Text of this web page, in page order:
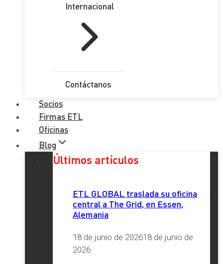
Internacional
Contáctanos
Socios
Firmas ETL
Oficinas
Blog
Últimos artículos
ETL GLOBAL traslada su oficina
central a The Grid, en Essen,
Alemania
18 de junio de 202618 de junio de
2026